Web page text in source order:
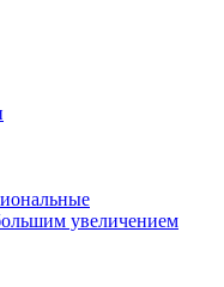
увеличением